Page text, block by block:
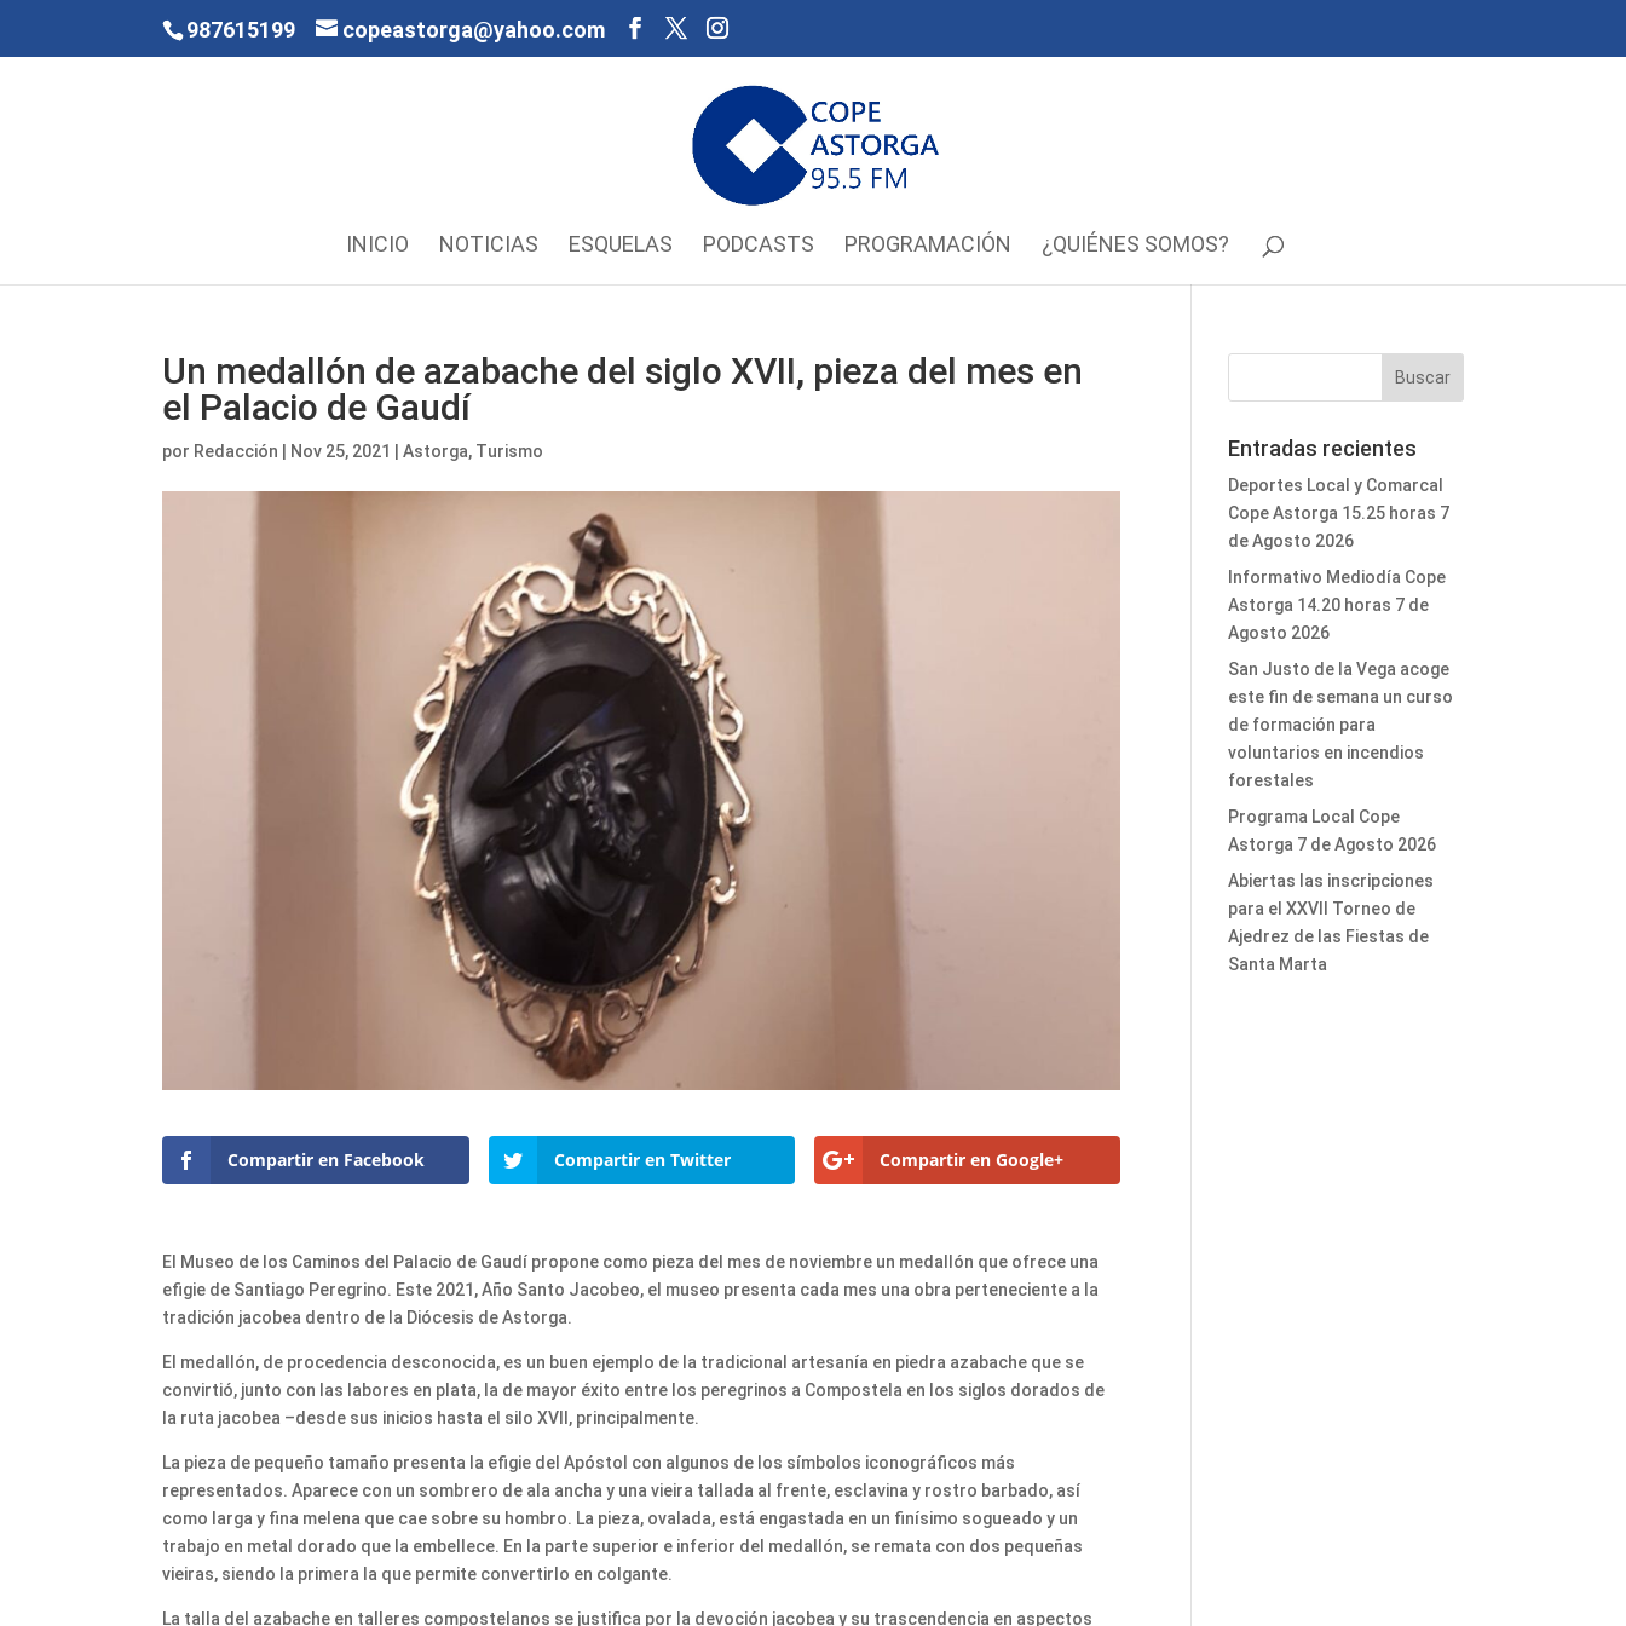
987615199 copeastorga@yahoo.com
INICIO NOTICIAS ESQUELAS PODCASTS PROGRAMACIÓN ¿QUIÉNES SOMOS?
Un medallón de azabache del siglo XVII, pieza del mes en
el Palacio de Gaudí
por Redacción Nov 25, 2021 |Astorga, Turismo
Compartir en Facebook Compartir en Twitter Compartir en Google+
El Museo de los Caminos del Palacio de Gaudí propone como pieza del mes de noviembre un medallón que ofrece una
efigie de Santiago Peregrino. Este 2021, Año Santo Jacobeo, el museo presenta cada mes una obra perteneciente a la
tradición jacobea dentro de la Diócesis de Astorga.
El medallón, de procedencia desconocida, es un buen ejemplo de la tradicional artesanía en piedra azabache que se
convirtió, junto con las labores en plata, la de mayor éxito entre los peregrinos a Compostela en los siglos dorados de
la ruta jacobea –desde sus inicios hasta el silo XVII, principalmente.
La pieza de pequeño tamaño presenta la efigie del Apóstol con algunos de los símbolos iconográficos más
representados. Aparece con un sombrero de ala ancha y una vieira tallada al frente, esclavina y rostro barbado, así
como larga y fina melena que cae sobre su hombro. La pieza, ovalada, está engastada en un finísimo sogueado y un
trabajo en metal dorado que la embellece. En la parte superior e inferior del medallón, se remata con dos pequeñas
vieiras, siendo la primera la que permite convertirlo en colgante.
La talla del azabache en talleres compostelanos se justifica por la devoción jacobea y su trascendencia en aspectos
Entradas recientes
Deportes Local y Comarcal
Cope Astorga 15.25 horas 7
de Agosto 2026
Informativo Mediodía Cope
Astorga 14.20 horas 7 de
Agosto 2026
San Justo de la Vega acoge
este fin de semana un curso
de formación para
voluntarios en incendios
forestales
Programa Local Cope
Astorga 7 de Agosto 2026
Abiertas las inscripciones
para el XXVII Torneo de
Ajedrez de las Fiestas de
Santa Marta